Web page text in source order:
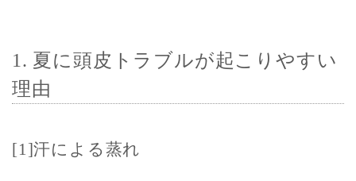
1. 夏に頭皮トラブルが起こりやすい
理由
[1]汗による蒸れ